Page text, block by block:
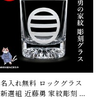
名入れ無料 ロックグラス
新選組 近藤勇 家紋彫刻 名